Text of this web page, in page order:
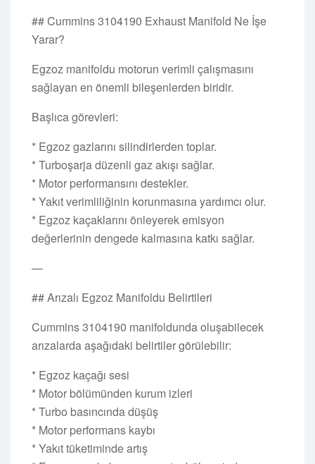
## Cummins 3104190 Exhaust Manifold Ne İşe
Yarar?
Egzoz manifoldu motorun verimli çalışmasını
sağlayan en önemli bileşenlerden biridir.
Başlıca görevleri:
* Egzoz gazlarını silindirlerden toplar.
* Turboşarja düzenli gaz akışı sağlar.
* Motor performansını destekler.
* Yakıt verimliliğinin korunmasına yardımcı olur.
* Egzoz kaçaklarını önleyerek emisyon
değerlerinin dengede kalmasına katkı sağlar.
—
## Arızalı Egzoz Manifoldu Belirtileri
Cummins 3104190 manifoldunda oluşabilecek
arızalarda aşağıdaki belirtiler görülebilir:
* Egzoz kaçağı sesi
* Motor bölümünden kurum izleri
* Turbo basıncında düşüş
* Motor performans kaybı
* Yakıt tüketiminde artış